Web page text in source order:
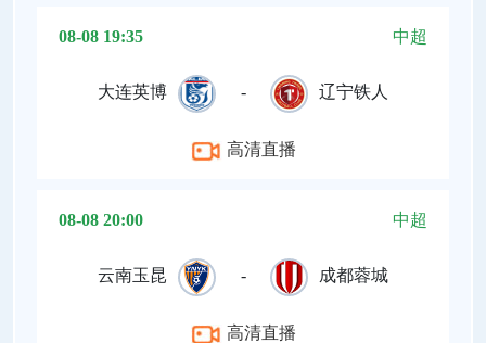
08-08 19:35 中超
大连英博 - 辽宁铁人
高清直播
08-08 20:00 中超
云南玉昆 - 成都蓉城
高清直播